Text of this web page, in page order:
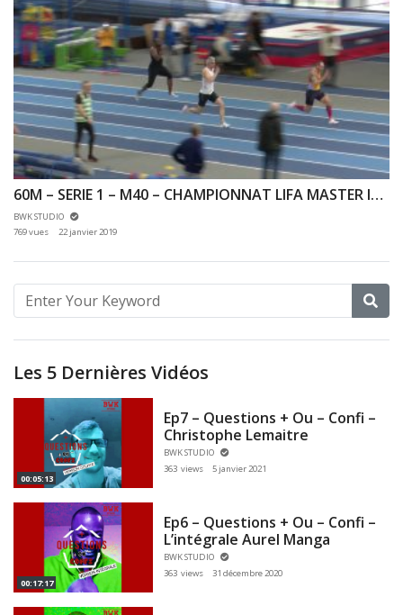
60M – SERIE 1 – M40 – CHAMPIONNAT LIFA MASTER INDOOR 12/01/2019 – EAUBONNE
BWK STUDIO
769 vues
22 janvier 2019
Les 5 Dernières Vidéos
00:05:13
Ep7 – Questions + Ou – Confi –
Christophe Lemaitre
BWK STUDIO
363 views
5 janvier 2021
00:17:17
Ep6 – Questions + Ou – Confi –
L’intégrale Aurel Manga
BWK STUDIO
363 views
31 décembre 2020